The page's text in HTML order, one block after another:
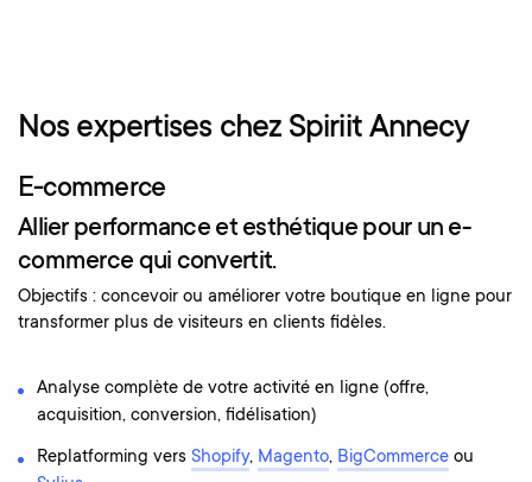
Nos expertises chez Spiriit Annecy
E-commerce
Allier performance et esthétique pour un e-
commerce qui convertit.
Objectifs : concevoir ou améliorer votre boutique en ligne pour
transformer plus de visiteurs en clients fidèles.
Analyse complète de votre activité en ligne (offre,
acquisition, conversion, fidélisation)
Replatforming vers Shopify, Magento, BigCommerce ou